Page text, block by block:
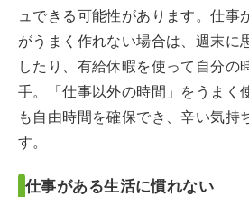
ュできる可能性があります。仕事
がうまく作れない場合は、週末に
したり、有給休暇を使って自分の
手。「仕事以外の時間」をうまく
も自由時間を確保でき、辛い気持
す。
仕事がある生活に慣れない